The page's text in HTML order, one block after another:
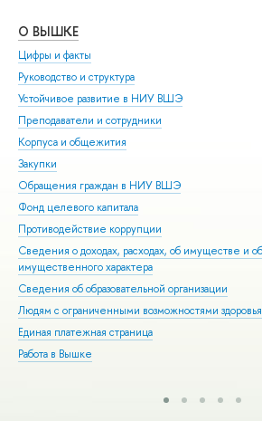
О ВЫШКЕ
Цифры и факты
Руководство и структура
Устойчивое развитие в НИУ ВШЭ
Преподаватели и сотрудники
Корпуса и общежития
Закупки
Обращения граждан в НИУ ВШЭ
Фонд целевого капитала
Противодействие коррупции
Сведения о доходах, расходах, об имуществе и
имущественного характера
Сведения об образовательной организации
Людям с ограниченными возможностями здоровья
Единая платежная страница
Работа в Вышке